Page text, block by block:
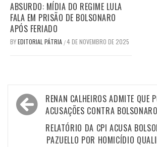
ABSURDO: MÍDIA DO REGIME LULA
FALA EM PRISÃO DE BOLSONARO
APÓS FERIADO
BYEDITORIAL PÁTRIA /4 DE NOVEMBRO DE 2025
Navegação
de
RENAN CALHEIROS ADMITE QUE
ACUSAÇÕES CONTRA BOLSONARO
RELATÓRIO DA CPI ACUSA
PAZUELLO POR HOMICÍDIO